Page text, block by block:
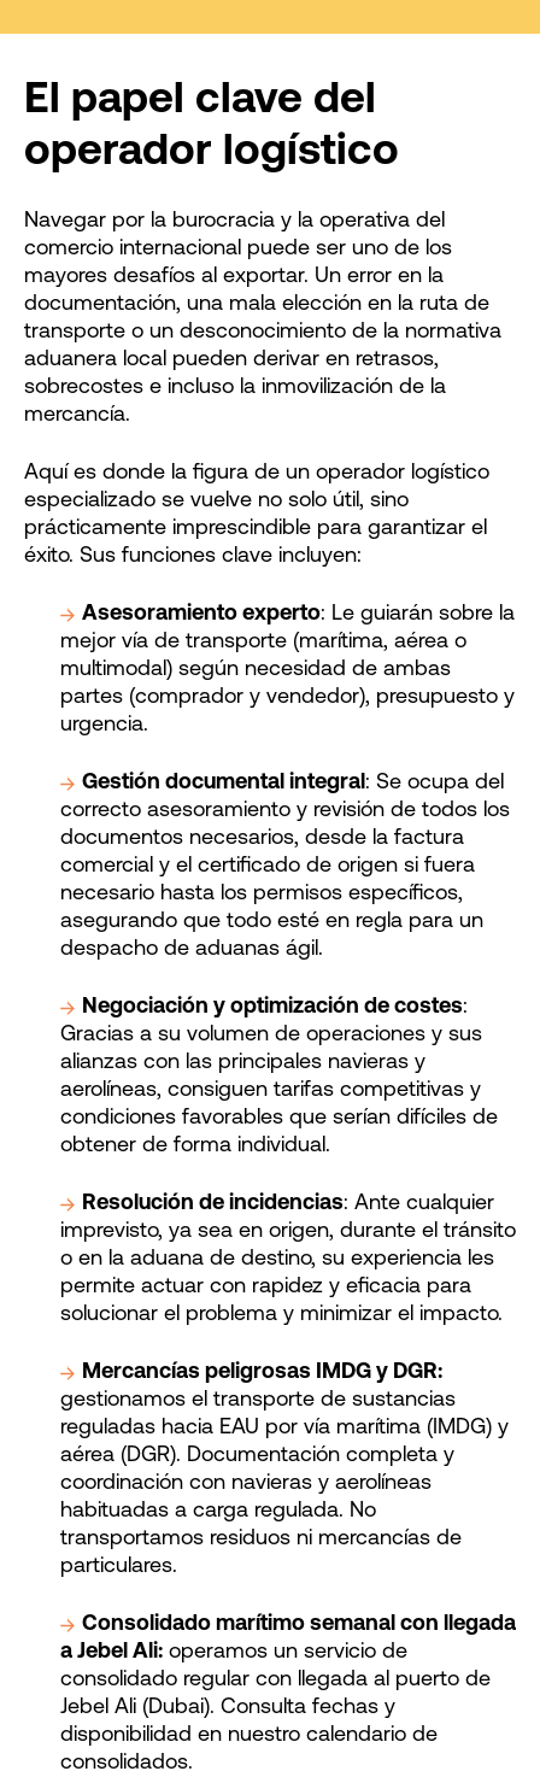
El papel clave del
operador logístico
Navegar por la burocracia y la operativa del
comercio internacional puede ser uno de los
mayores desafíos al exportar. Un error en la
documentación, una mala elección en la ruta de
transporte o un desconocimiento de la normativa
aduanera local pueden derivar en retrasos,
sobrecostes e incluso la inmovilización de la
mercancía.
Aquí es donde la figura de un operador logístico
especializado se vuelve no solo útil, sino
prácticamente imprescindible para garantizar el
éxito. Sus funciones clave incluyen:
Asesoramiento experto: Le guiarán sobre la
mejor vía de transporte (marítima, aérea o
multimodal) según necesidad de ambas
partes (comprador y vendedor), presupuesto y
urgencia.
Gestión documental integral: Se ocupa del
correcto asesoramiento y revisión de todos los
documentos necesarios, desde la factura
comercial y el certificado de origen si fuera
necesario hasta los permisos específicos,
asegurando que todo esté en regla para un
despacho de aduanas ágil.
Negociación y optimización de costes:
Gracias a su volumen de operaciones y sus
alianzas con las principales navieras y
aerolíneas, consiguen tarifas competitivas y
condiciones favorables que serían difíciles de
obtener de forma individual.
Resolución de incidencias: Ante cualquier
imprevisto, ya sea en origen, durante el tránsito
o en la aduana de destino, su experiencia les
permite actuar con rapidez y eficacia para
solucionar el problema y minimizar el impacto.
Mercancías peligrosas IMDG y DGR:
gestionamos el transporte de sustancias
reguladas hacia EAU por vía marítima (IMDG) y
aérea (DGR). Documentación completa y
coordinación con navieras y aerolíneas
habituadas a carga regulada. No
transportamos residuos ni mercancías de
particulares.
Consolidado marítimo semanal con llegada
a Jebel Ali: operamos un servicio de
consolidado regular con llegada al puerto de
Jebel Ali (Dubai). Consulta fechas y
disponibilidad en nuestro calendario de
consolidados.